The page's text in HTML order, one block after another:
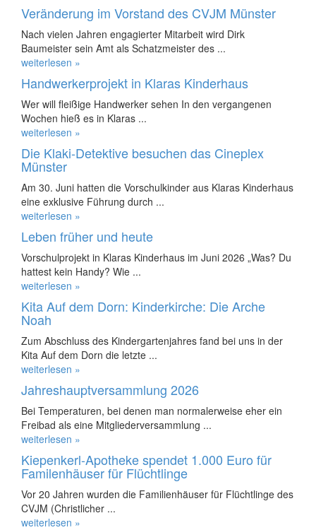
Veränderung im Vorstand des CVJM Münster
Nach vielen Jahren engagierter Mitarbeit wird Dirk
Baumeister sein Amt als Schatzmeister des ...
weiterlesen »
Handwerkerprojekt in Klaras Kinderhaus
Wer will fleißige Handwerker sehen In den vergangenen
Wochen hieß es in Klaras ...
weiterlesen »
Die Klaki-Detektive besuchen das Cineplex
Münster
Am 30. Juni hatten die Vorschulkinder aus Klaras Kinderhaus
eine exklusive Führung durch ...
weiterlesen »
Leben früher und heute
Vorschulprojekt in Klaras Kinderhaus im Juni 2026 „Was? Du
hattest kein Handy? Wie ...
weiterlesen »
Kita Auf dem Dorn: Kinderkirche: Die Arche
Noah
Zum Abschluss des Kindergartenjahres fand bei uns in der
Kita Auf dem Dorn die letzte ...
weiterlesen »
Jahreshauptversammlung 2026
Bei Temperaturen, bei denen man normalerweise eher ein
Freibad als eine Mitgliederversammlung ...
weiterlesen »
Kiepenkerl-Apotheke spendet 1.000 Euro für
Familenhäuser für Flüchtlinge
Vor 20 Jahren wurden die Familienhäuser für Flüchtlinge des
CVJM (Christlicher ...
weiterlesen »